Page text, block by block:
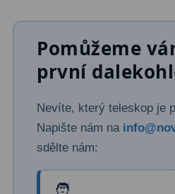
Dětské7
Námořní12
Sportovní 54
Divadelní2
Dálkoměry a Noční vidění
Dálkoměry9
Pomůžeme
první
Nevíte, který teleskop je
Napište nám na
sdělte nám: